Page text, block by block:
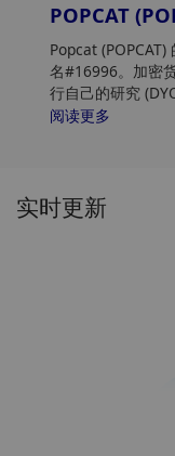
POPCAT
Popcat
名#16996。加密
行自己的研究
分析 Popcat
阅读更多
实时更新